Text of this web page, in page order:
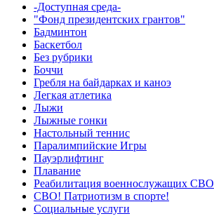
-Доступная среда-
"Фонд президентских грантов"
Бадминтон
Баскетбол
Без рубрики
Боччи
Гребля на байдарках и каноэ
Легкая атлетика
Лыжи
Лыжные гонки
Настольный теннис
Паралимпийские Игры
Пауэрлифтинг
Плавание
Реабилитация военнослужащих СВО
СВО! Патриотизм в спорте!
Социальные услуги